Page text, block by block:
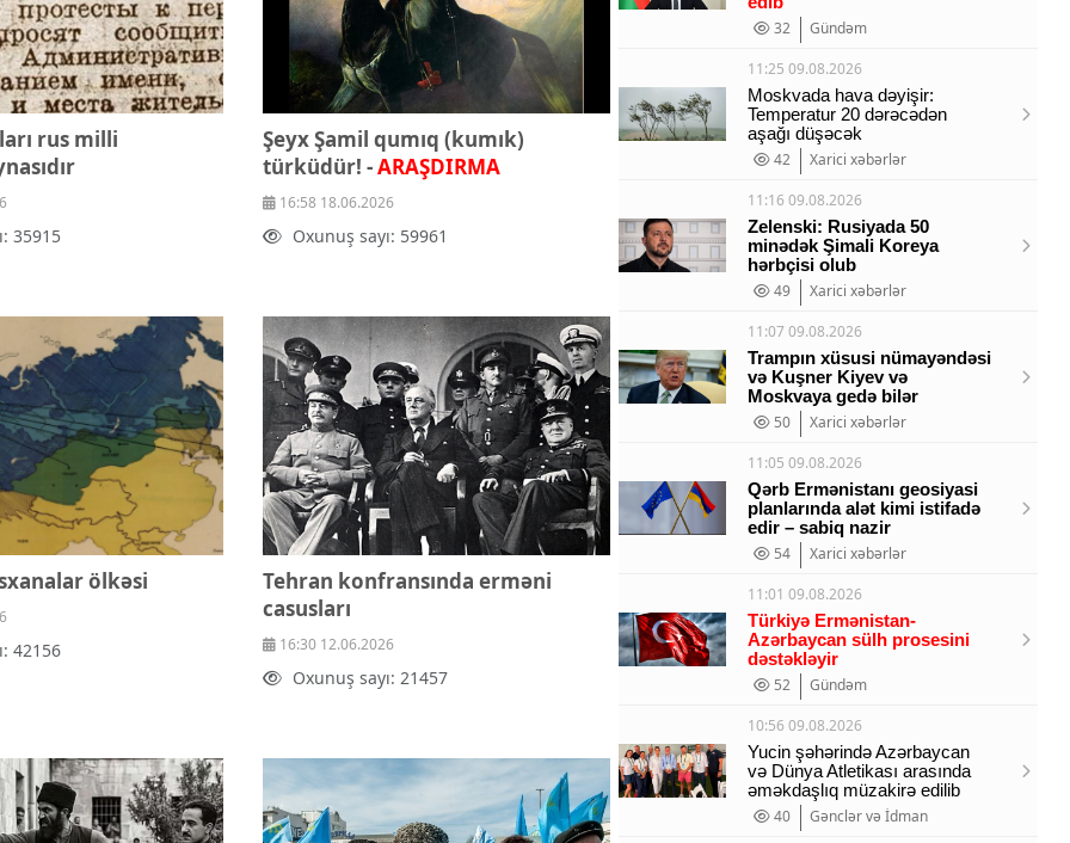
rus milli
35915
Şeyx Şamil qumıq (kumık)
türküdür! -ARAŞDIRMA
16:58 18.06.2026
Oxunuş sayı: 59961
ölkəsi
42156
Tehran konfransında erməni
casusları
16:30 12.06.2026
Oxunuş sayı: 21457
32
Gündəm
11:25 09.08.2026
Moskvada hava dəyişir:
Temperatur 20 dərəcədən
aşağı düşəcək
42
Xarici xəbərlər
11:16 09.08.2026
Zelenski: Rusiyada 50
minədək Şimali Koreya
hərbçisi olub
49
Xarici xəbərlər
11:07 09.08.2026
Trampın xüsusi nümayəndəsi
və Kuşner Kiyev və
Moskvaya gedə bilər
50
Xarici xəbərlər
11:05 09.08.2026
Qərb Ermənistanı geosiyasi
planlarında alət kimi istifadə
edir – sabiq nazir
54
Xarici xəbərlər
11:01 09.08.2026
Türkiyə Ermənistan-
Azərbaycan sülh prosesini
dəstəkləyir
52
Gündəm
10:56 09.08.2026
Yucin şəhərində Azərbaycan
və Dünya Atletikası arasında
əməkdaşlıq müzakirə edilib
40
Gənclər və İdman